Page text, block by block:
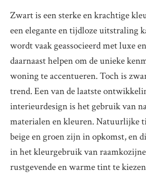
Zwart is een sterke en krachtige
een elegante en tijdloze uitstraling
wordt vaak geassocieerd met luxe
daarnaast helpen om de unieke
woning te accentueren. Toch is
trend. Een van de laatste
interieurdesign is het gebruik van
materialen en kleuren. Natuurlijke
beige en groen zijn in opkomst, en
in het kleurgebruik van
rustgevende en warme tint te